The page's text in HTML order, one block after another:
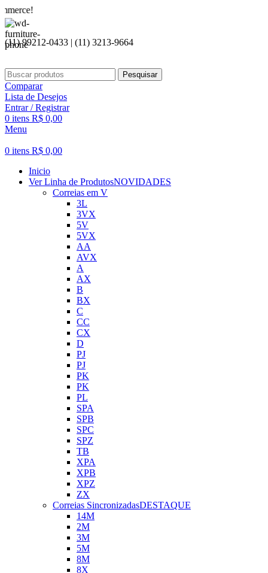
(11) 99212-0433 | (11) 3213-9664
Pesquisar
Comparar
Lista de Desejos
Entrar / Registrar
0 itens R$ 0,00
Menu
0 itens R$ 0,00
Inicio
Ver Linha de ProdutosNOVIDADES
Correias em V
3L
3VX
5V
5VX
AA
AVX
A
AX
B
BX
C
CC
CX
D
PJ
PJ
PK
PK
PL
SPA
SPB
SPC
SPZ
TB
XPA
XPB
XPZ
ZX
Correias SincronizadasDESTAQUE
14M
2M
3M
5M
8M
8X